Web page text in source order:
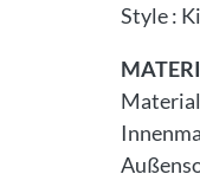
Style:
Material